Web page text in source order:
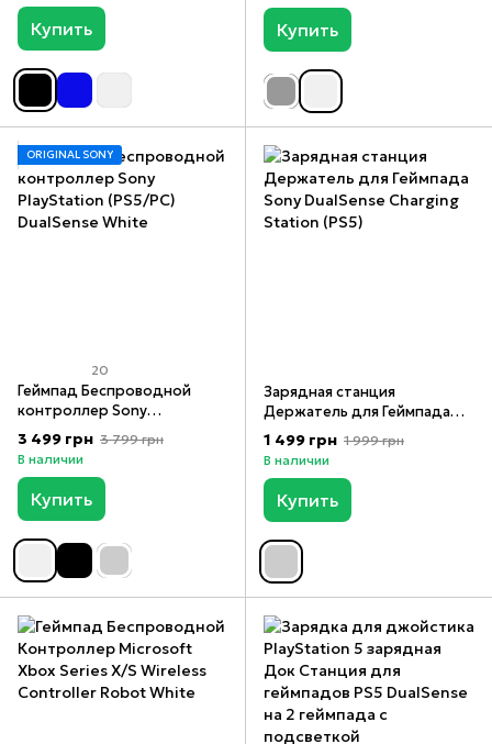
Купить Купить
ORIGINAL SONY
20
Геймпад Беспроводной
контроллер Sony
PlayStation (PS5/PC)
DualSense White
3 499 грн 3 799 грн
В наличии
Купить
Зарядная станция
Держатель для Геймпада
Sony DualSense Charging
Station (PS5), Чорний з
білим, Черный с белым
1 499 грн 1 999 грн
В наличии
Купить